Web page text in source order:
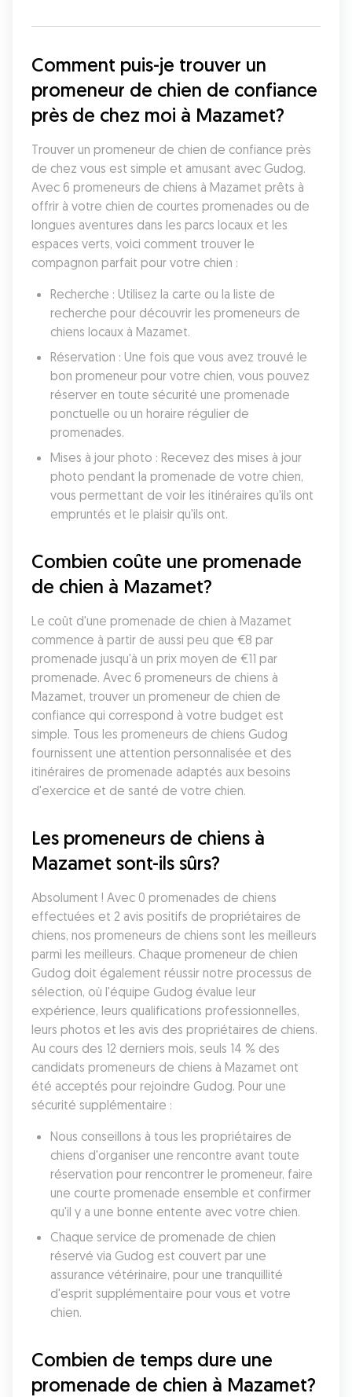
Comment puis-je trouver un
promeneur de chien de confiance
près de chez moi à Mazamet?
Trouver un promeneur de chien de confiance près
de chez vous est simple et amusant avec Gudog.
Avec 6 promeneurs de chiens à Mazamet prêts à
offrir à votre chien de courtes promenades ou de
longues aventures dans les parcs locaux et les
espaces verts, voici comment trouver le
compagnon parfait pour votre chien :
Recherche : Utilisez la carte ou la liste de
recherche pour découvrir les promeneurs de
chiens locaux à Mazamet.
Réservation : Une fois que vous avez trouvé le
bon promeneur pour votre chien, vous pouvez
réserver en toute sécurité une promenade
ponctuelle ou un horaire régulier de
promenades.
Mises à jour photo : Recevez des mises à jour
photo pendant la promenade de votre chien,
vous permettant de voir les itinéraires qu'ils ont
empruntés et le plaisir qu'ils ont.
Combien coûte une promenade
de chien à Mazamet?
Le coût d'une promenade de chien à Mazamet
commence à partir de aussi peu que €8 par
promenade jusqu'à un prix moyen de €11 par
promenade. Avec 6 promeneurs de chiens à
Mazamet, trouver un promeneur de chien de
confiance qui correspond à votre budget est
simple. Tous les promeneurs de chiens Gudog
fournissent une attention personnalisée et des
itinéraires de promenade adaptés aux besoins
d'exercice et de santé de votre chien.
Les promeneurs de chiens à
Mazamet sont-ils sûrs?
Absolument ! Avec 0 promenades de chiens
effectuées et 2 avis positifs de propriétaires de
chiens, nos promeneurs de chiens sont les meilleurs
parmi les meilleurs. Chaque promeneur de chien
Gudog doit également réussir notre processus de
sélection, où l'équipe Gudog évalue leur
expérience, leurs qualifications professionnelles,
leurs photos et les avis des propriétaires de chiens.
Au cours des 12 derniers mois, seuls 14 % des
candidats promeneurs de chiens à Mazamet ont
été acceptés pour rejoindre Gudog. Pour une
sécurité supplémentaire :
Nous conseillons à tous les propriétaires de
chiens d'organiser une rencontre avant toute
réservation pour rencontrer le promeneur, faire
une courte promenade ensemble et confirmer
qu'il y a une bonne entente avec votre chien.
Chaque service de promenade de chien
réservé via Gudog est couvert par une
assurance vétérinaire, pour une tranquillité
d'esprit supplémentaire pour vous et votre
chien.
Combien de temps dure une
promenade de chien à Mazamet?